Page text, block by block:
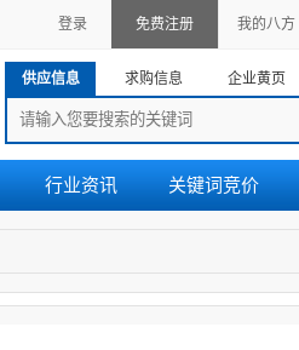
登录 免费注册 我的八方
供应信息 求购信息 企业黄页
行业资讯 关键词竞价